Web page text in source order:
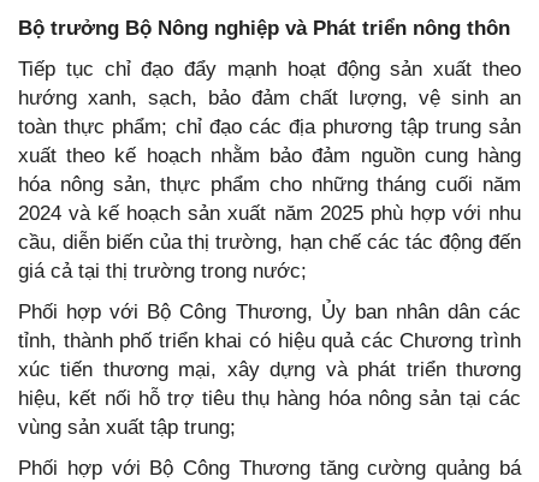
Bộ trưởng Bộ Nông nghiệp và Phát triển nông thôn
Tiếp tục chỉ đạo đẩy mạnh hoạt động sản xuất theo
hướng xanh, sạch, bảo đảm chất lượng, vệ sinh an
toàn thực phẩm; chỉ đạo các địa phương tập trung sản
xuất theo kế hoạch nhằm bảo đảm nguồn cung hàng
hóa nông sản, thực phẩm cho những tháng cuối năm
2024 và kế hoạch sản xuất năm 2025 phù hợp với nhu
cầu, diễn biến của thị trường, hạn chế các tác động đến
giá cả tại thị trường trong nước;
Phối hợp với Bộ Công Thương, Ủy ban nhân dân các
tỉnh, thành phố triển khai có hiệu quả các Chương trình
xúc tiến thương mại, xây dựng và phát triển thương
hiệu, kết nối hỗ trợ tiêu thụ hàng hóa nông sản tại các
vùng sản xuất tập trung;
Phối hợp với Bộ Công Thương tăng cường quảng bá